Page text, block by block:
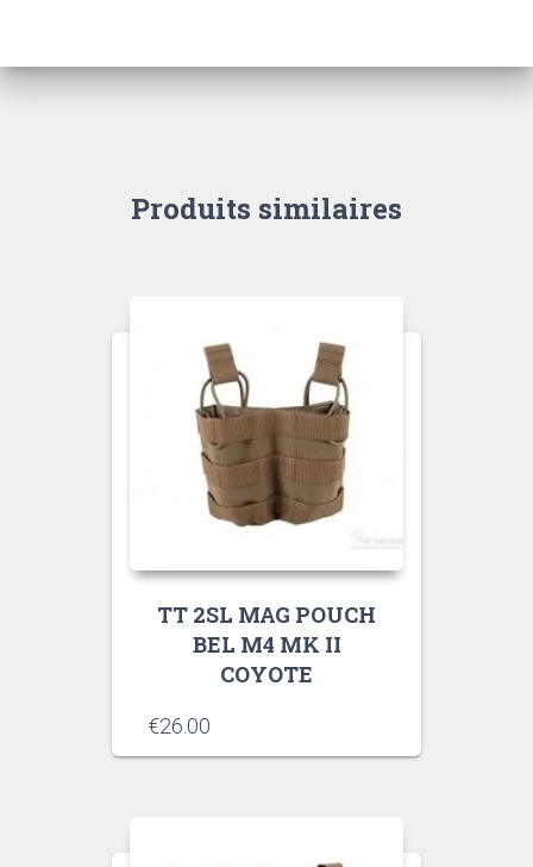
Produits similaires
TT 2SL MAG POUCH
BEL M4 MK II
COYOTE
€26.00